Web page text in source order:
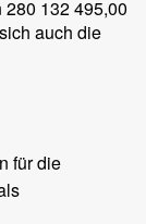
132 495,00
auch die
für die